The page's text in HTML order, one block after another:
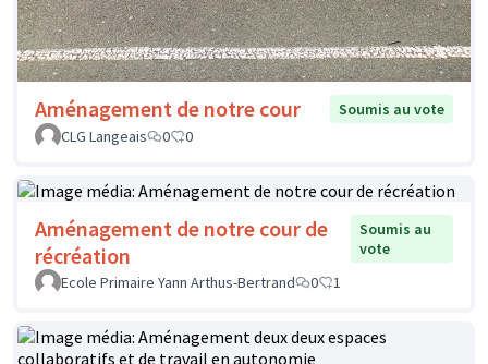
Aménagement de notre cour
Soumis au vote
CLG Langeais
0 0
Aménagement de notre cour de
récréation
Soumis au
vote
Ecole Primaire Yann Arthus-Bertrand
0 1